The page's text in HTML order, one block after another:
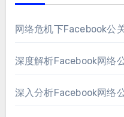
网络危机下Facebook公
深度解析Facebook网络
深入分析Facebook网络